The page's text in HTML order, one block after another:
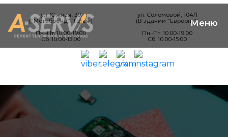
ул. Южная, 30
(“Мегабренд”, 1 этаж)
Пн.-Пт. 10:00-19:00
Сб. 10:00-15:00
ул. Соломовой, 104/1
(В здании “Евроопт”)
Пн.-Пт. 10:00-19:00
Сб. 10:00-15:00